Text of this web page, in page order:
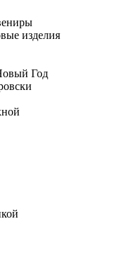
изделия
Год